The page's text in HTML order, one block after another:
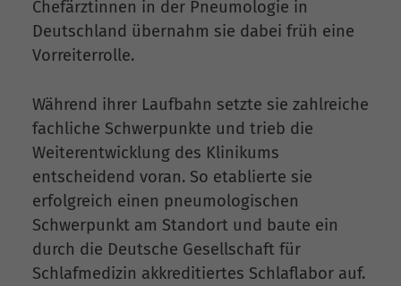
Chefärztinnen in der Pneumologie in
Deutschland übernahm sie dabei früh eine
Vorreiterrolle.
Während ihrer Laufbahn setzte sie zahlreiche
fachliche Schwerpunkte und trieb die
Weiterentwicklung des Klinikums
entscheidend voran. So etablierte sie
erfolgreich einen pneumologischen
Schwerpunkt am Standort und baute ein
durch die Deutsche Gesellschaft für
Schlafmedizin akkreditiertes Schlaflabor auf.